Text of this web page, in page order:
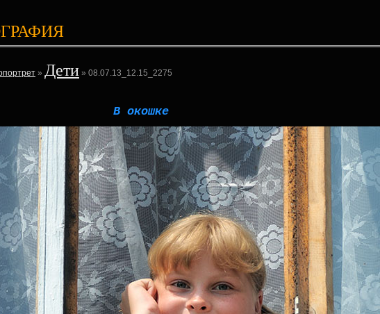
» Дети » 08.07.13_12.15_2275
В окошке